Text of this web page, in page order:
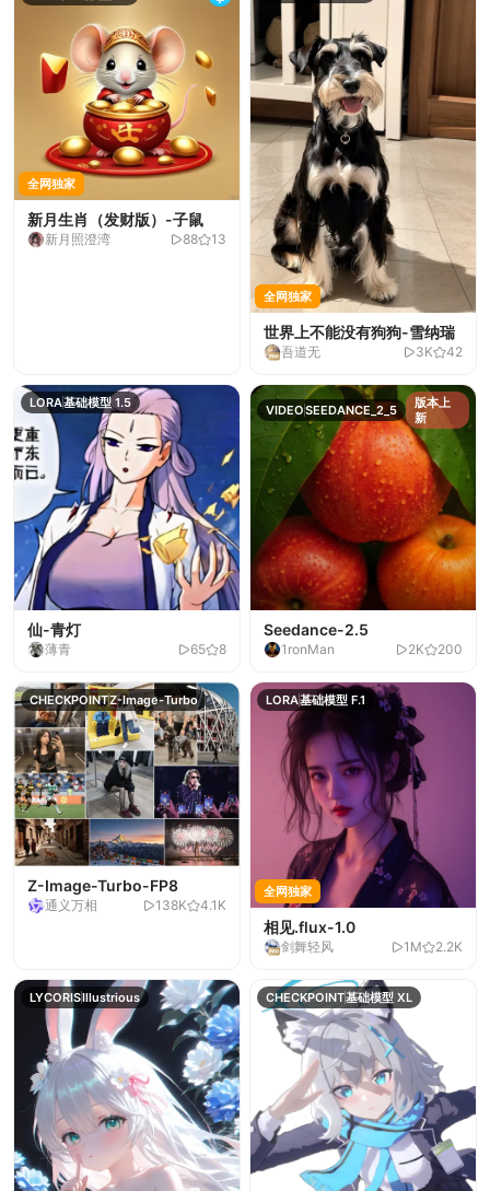
全网独家
新月生肖（发财版）-子鼠
新月照澄湾 88 13
全网独家
世界上不能没有狗狗-雪纳瑞
吾道无 3K 42
LORA基础模型 1.5
仙-青灯
薄青 65 8
VIDEOSEEDANCE_2_5
版本上
新
Seedance-2.5
1ronMan 2K 200
CHECKPOINTZ-Image-Turbo
Z-Image-Turbo-FP8
通义万相 138K 4.1K
LORA基础模型 F.1
全网独家
相见.flux-1.0
剑舞轻风 1M 2.2K
LYCORISIllustrious CHECKPOINT基础模型 XL